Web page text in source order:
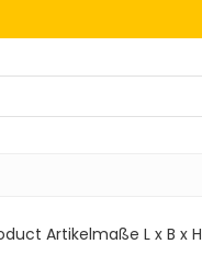
Artikelmaße L x B x H